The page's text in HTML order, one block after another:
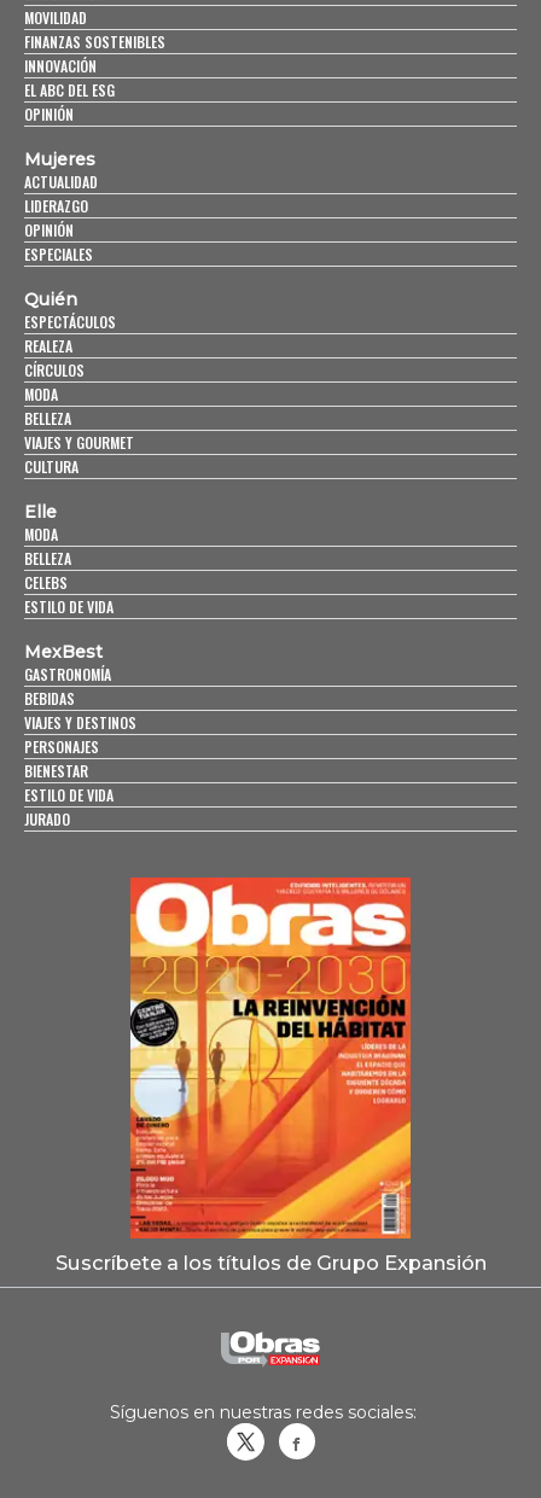
MOVILIDAD
FINANZAS SOSTENIBLES
INNOVACIÓN
EL ABC DEL ESG
OPINIÓN
Mujeres
ACTUALIDAD
LIDERAZGO
OPINIÓN
ESPECIALES
Quién
ESPECTÁCULOS
REALEZA
CÍRCULOS
MODA
BELLEZA
VIAJES Y GOURMET
CULTURA
Elle
MODA
BELLEZA
CELEBS
ESTILO DE VIDA
MexBest
GASTRONOMÍA
BEBIDAS
VIAJES Y DESTINOS
PERSONAJES
BIENESTAR
ESTILO DE VIDA
JURADO
Suscríbete a los títulos de Grupo Expansión
Síguenos en nuestras redes sociales: